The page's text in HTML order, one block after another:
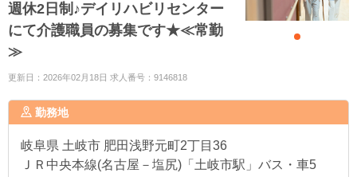
週休2日制♪デイリハビリセンター
にて介護職員の募集です★≪常勤
≫
更新日：2026年02月18日 求人番号：9146818
勤務地
岐阜県 土岐市 肥田浅野元町2丁目36
ＪＲ中央本線(名古屋－塩尻)「土岐市駅」バス・車5